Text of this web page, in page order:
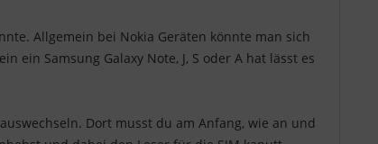
Allgemein bei Nokia Geräten könnte man sich
Samsung Galaxy Note, J, S oder A hat lässt es
Dort musst du am Anfang, wie an und